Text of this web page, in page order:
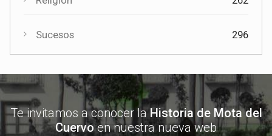
Sucesos 296
Te invitamos a conocer laHistoria de Mota del
Cuervoen nuestra nueva web